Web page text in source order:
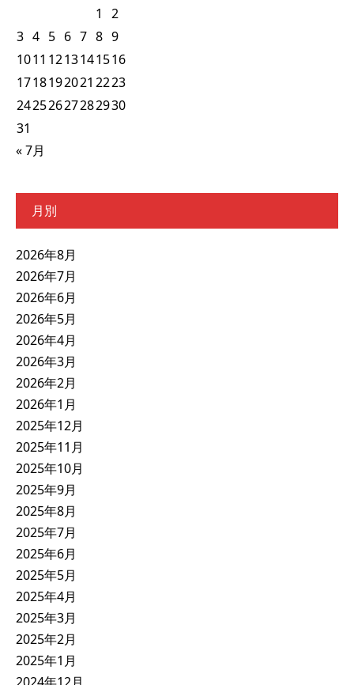
1
2
3 4 5 6 7 8 9
1011 1213141516
1718192021 2223
24252627282930
31
« 7月
月別
2026年8月
2026年7月
2026年6月
2026年5月
2026年4月
2026年3月
2026年2月
2026年1月
2025年12月
2025年11月
2025年10月
2025年9月
2025年8月
2025年7月
2025年6月
2025年5月
2025年4月
2025年3月
2025年2月
2025年1月